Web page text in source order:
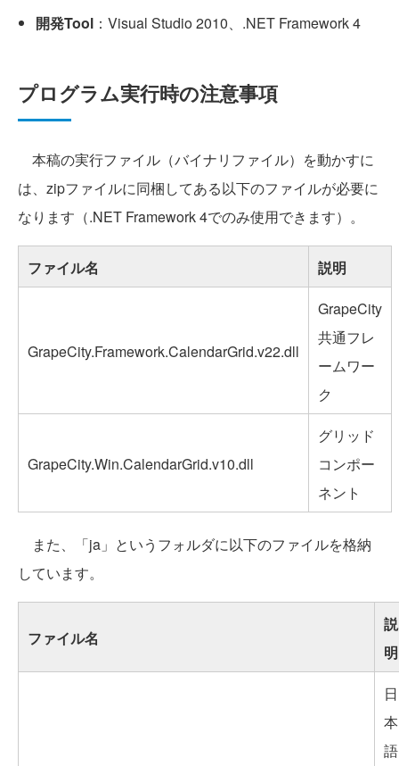
開発Tool ：Visual Studio 2010、.NET Framework 4
プログラム実行時の注意事項
本稿の実行ファイル（バイナリファイル）を動かすに
は、zipファイルに同梱してある以下のファイルが必要に
なります（.NET Framework 4でのみ使用できます）。
ファイル名 説明
GrapeCity.Framework.CalendarGrid.v22.dll
GrapeCity
共通フレ
ームワー
ク
GrapeCity.Win.CalendarGrid.v10.dll
グリッド
コンポー
ネント
また、「ja」というフォルダに以下のファイルを格納
しています。
ファイル名
説
明
日
本
語